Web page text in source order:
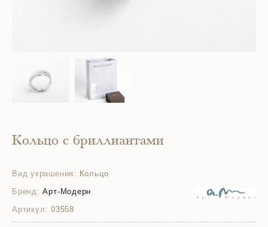
Кольцо с бриллиантами
Вид украшения: Кольцо
Бренд: Арт-Модерн
Артикул: 03558